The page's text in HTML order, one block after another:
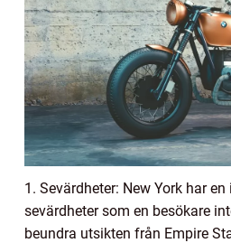
1. Sevärdheter: New York har
sevärdheter som en besökare
beundra utsikten från Empire